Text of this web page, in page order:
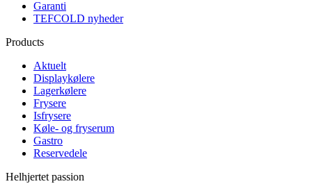
Garanti
TEFCOLD nyheder
Products
Aktuelt
Displaykølere
Lagerkølere
Frysere
Isfrysere
Køle- og fryserum
Gastro
Reservedele
Helhjertet passion